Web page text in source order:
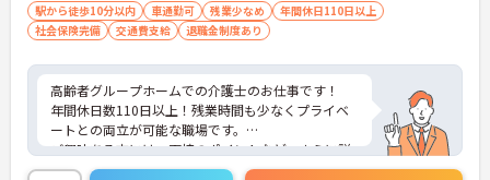
駅から徒歩10分以内 車通勤可 残業少なめ
年間休日110日以上
社会保険完備
交通費支給 退職金制度あり
高齢者グループホームでの介護士のお仕事です！
年間休日数110日以上！残業時間も少なくプライベ
ートとの両立が可能な職場です。
ご興味ある方には、面接のポイントなど、さらに詳
細をお話致しますのでお気軽にご相談ください。